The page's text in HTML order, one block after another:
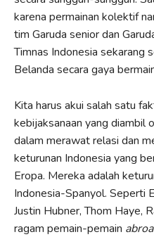
karena permainan kolektif
tim Garuda senior dan
Timnas Indonesia sekarang
Belanda secara gaya
Kita harus akui salah satu
kebijaksanaan yang diambil
dalam merawat relasi dan
keturunan Indonesia yang
Eropa. Mereka adalah
Indonesia-Spanyol. Seperti
Justin Hubner, Thom Haye,
ragam pemain-pemain